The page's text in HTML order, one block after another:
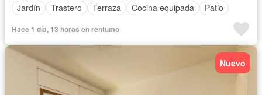
Jardín
Trastero Terraza Cocina equipada Patio
Hace 1 día, 13 horas en rentumo
Nuevo